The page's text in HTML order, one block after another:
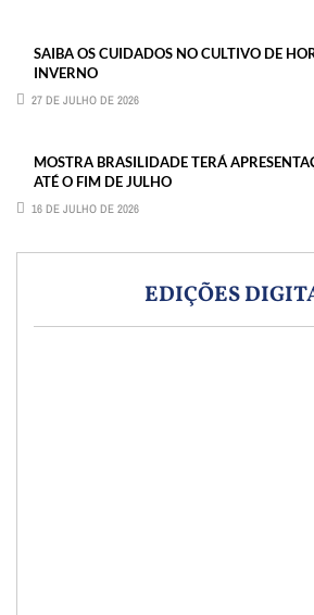
SAIBA OS CUIDADOS NO CULTIVO DE
INVERNO
27 DE JULHO DE 2026
MOSTRA BRASILIDADE TERÁ
ATÉ O FIM DE JULHO
16 DE JULHO DE 2026
EDIÇÕES